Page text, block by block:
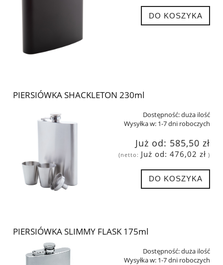
DO KOSZYKA
PIERSIÓWKA SHACKLETON 230ml
Dostępność:duża ilość
Wysyłka w: 1-7 dni roboczych
Już od: 585,50 zł
(netto: Już od: 476,02 zł )
DO KOSZYKA
PIERSIÓWKA SLIMMY FLASK 175ml
Dostępność:duża ilość
Wysyłka w: 1-7 dni roboczych